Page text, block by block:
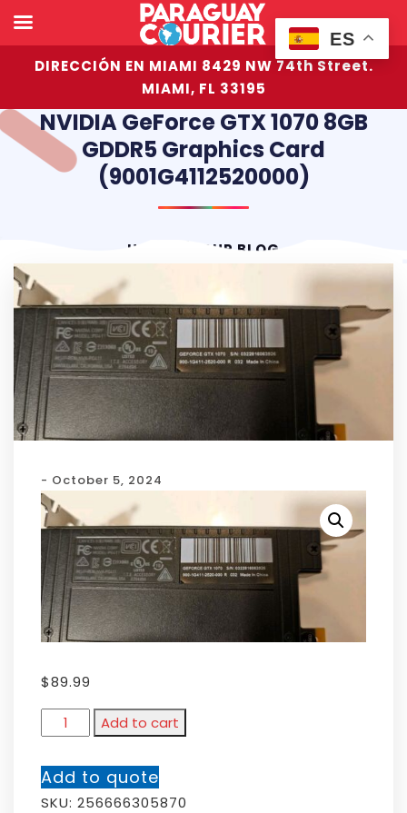
DIRECCIÓN EN MIAMI 8429 NW 74th Street.
MIAMI, FL 33195
NVIDIA GeForce GTX 1070 8GB
GDDR5 Graphics Card
(9001G4112520000)
HOME OUR BLOG
- October 5, 2024
$89.99
Add to cart
Add to quote
SKU: 256666305870
ES